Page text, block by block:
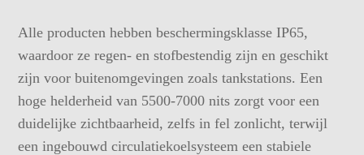
Alle producten hebben beschermingsklasse IP65,
waardoor ze regen- en stofbestendig zijn en geschikt
zijn voor buitenomgevingen zoals tankstations. Een
hoge helderheid van 5500-7000 nits zorgt voor een
duidelijke zichtbaarheid, zelfs in fel zonlicht, terwijl
een ingebouwd circulatiekoelsysteem een stabiele